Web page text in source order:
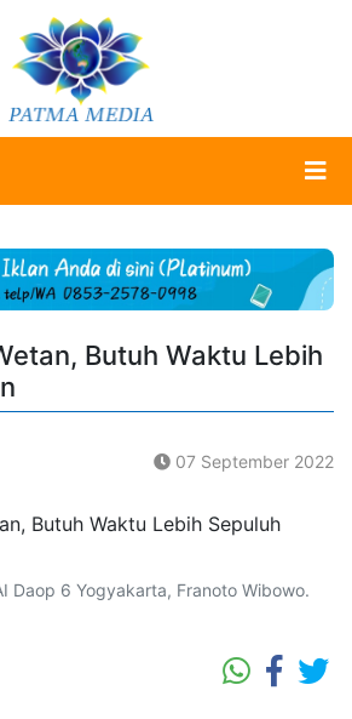
Butuh Waktu Lebih
07 September 2022
Daop 6 Yogyakarta, Franoto Wibowo.